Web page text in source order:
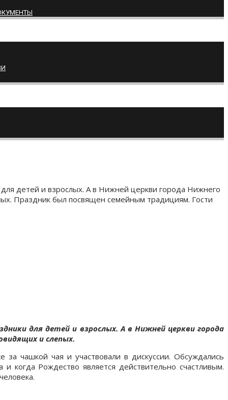
детей и взрослых. А в Нижней церкви города Нижнего
Праздник был посвящен семейным традициям. Гости
для детей и взрослых. А в Нижней церкви города
и слепых.
чашкой чая и участвовали в дискуссии. Обсуждались
когда Рождество является действительно счастливым.